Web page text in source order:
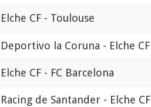
Elche CF - Toulouse
Deportivo la Coruna - Elche CF
Elche CF - FC Barcelona
Racing de Santander - Elche CF